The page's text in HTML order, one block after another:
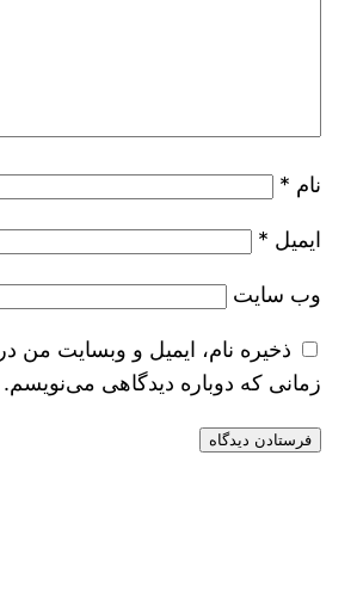
نام *
ایمیل *
وب‌ سایت
ذخیره نام، ایمیل و وبسایت من
زمانی که دوباره دیدگاهی می‌نویسم.